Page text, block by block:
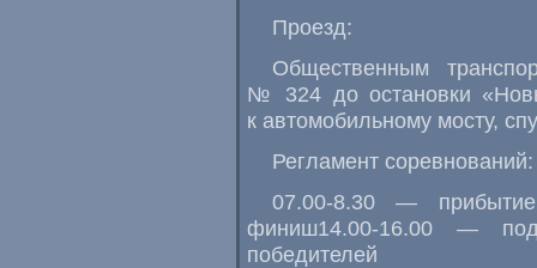
Проезд:
Общественным
№ 324 до остановки
к автомобильному мосту,
Регламент соревнований:
07.00-8.30 —
финиш14.00-16.00 —
победителей